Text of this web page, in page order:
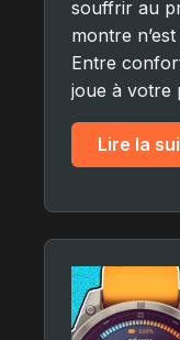
souffrir au
montre
Entre
joue à votre
Lire la